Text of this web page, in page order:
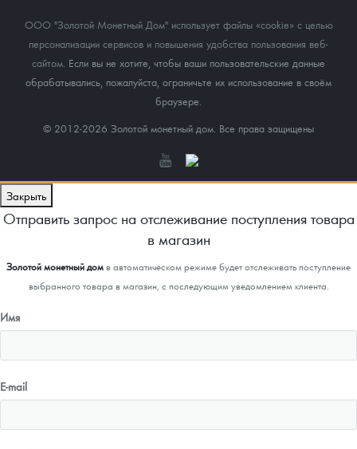
ООО "Золотой Монетный Дом" использует файлы «cookie» с целью
персонализации сервисов и повышения удобства пользования веб-
сайтом. Если вы не хотите, чтобы ваши пользовательские данные
обрабатывались, пожалуйста, ограничьте их использование в своём
браузере.
© 2012-2026 Золотой монетный дом. Все права защищены
Закрыть
Отправить запрос на отслеживание поступления товара
в магазин
Золотой монетный домв автоматическом режиме будет отслеживать поступление
выбранного товара в магазин, с последующим уведомлением клиента.
Имя
E-mail